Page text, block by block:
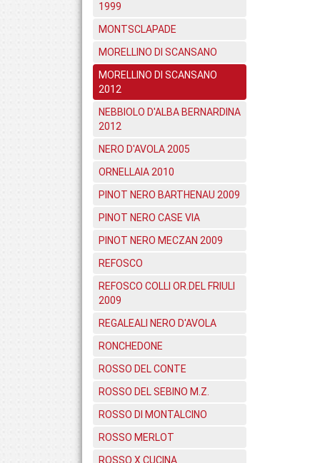
1999
MONTSCLAPADE
MORELLINO DI SCANSANO
MORELLINO DI SCANSANO
2012
NEBBIOLO D'ALBA BERNARDINA
2012
NERO D'AVOLA 2005
ORNELLAIA 2010
PINOT NERO BARTHENAU 2009
PINOT NERO CASE VIA
PINOT NERO MECZAN 2009
REFOSCO
REFOSCO COLLI OR.DEL FRIULI
2009
REGALEALI NERO D'AVOLA
RONCHEDONE
ROSSO DEL CONTE
ROSSO DEL SEBINO M.Z.
ROSSO DI MONTALCINO
ROSSO MERLOT
ROSSO X CUCINA